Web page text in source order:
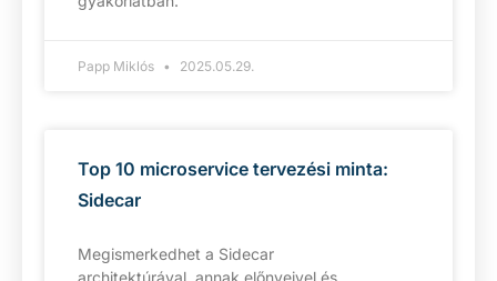
Papp Miklós 2025.05.29.
Top 10 microservice tervezési minta:
Sidecar
Megismerkedhet a Sidecar
architektúrával, annak előnyeivel és